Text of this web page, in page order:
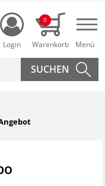
Login
0